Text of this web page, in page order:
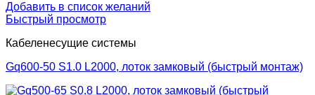
Добавить в список желаний
Быстрый просмотр
Кабеленесущие системы
Gq600-50 S1.0 L2000, лоток замковый (быстрый монтаж)